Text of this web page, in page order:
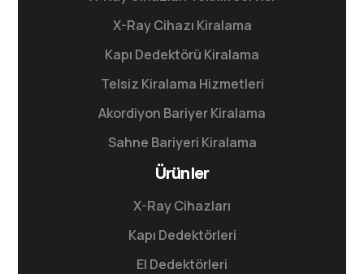
X-Ray Cihazı Kiralama
Kapı Dedektörü Kiralama
Telsiz Kiralama Hizmetleri
Akordiyon Bariyer Kiralama
Sahne Bariyeri Kiralama
Ürünler
X-Ray Cihazları
Kapı Dedektörleri
El Dedektörleri